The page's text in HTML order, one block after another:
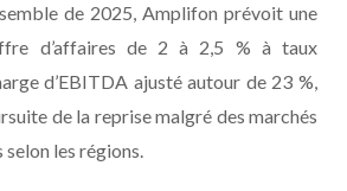
de 2025, Amplifon prévoit une
d’affaires de 2 à 2,5 % à taux
d’EBITDA ajusté autour de 23 %,
de la reprise malgré des marchés
les régions.